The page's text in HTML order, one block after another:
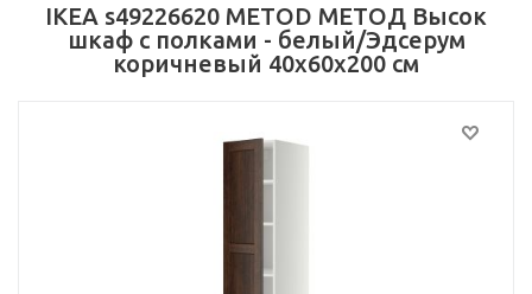
IKEA s49226620 METOD МЕТОД Высок
шкаф с полками - белый/Эдсерум
коричневый 40x60x200 см